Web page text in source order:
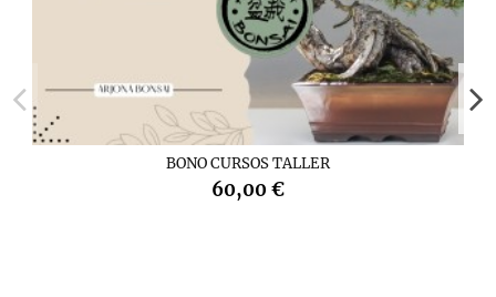
BONO CURSOS TALLER
60,00 €